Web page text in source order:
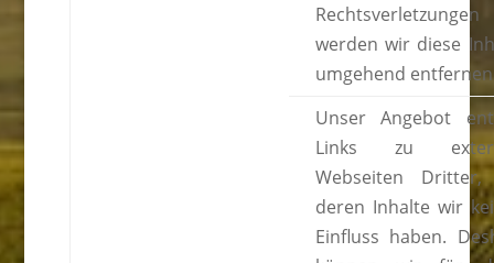
Rechtsverletzungen
werden wir diese
umgehend
Unser Angebot
Links zu
Webseiten
deren Inhalte wir
Einfluss haben.